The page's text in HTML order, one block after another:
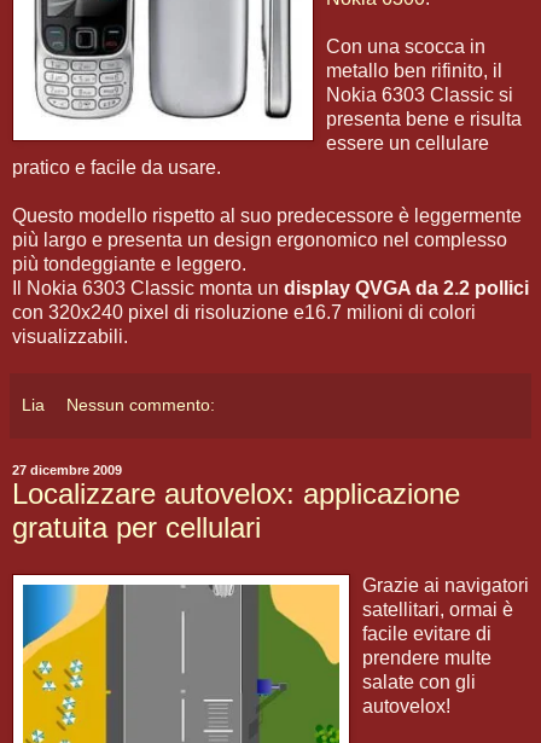
Con una scocca in
metallo ben rifinito, il
Nokia 6303 Classic si
presenta bene e risulta
essere un cellulare
pratico e facile da usare.
Questo modello rispetto al suo predecessore è leggermente
più largo e presenta un design ergonomico nel complesso
più tondeggiante e leggero.
Il Nokia 6303 Classic monta un display QVGA da 2.2 pollici
con 320x240 pixel di risoluzione e16.7 milioni di colori
visualizzabili.
Lia Nessun commento:
27 dicembre 2009
Localizzare autovelox: applicazione
gratuita per cellulari
Grazie ai navigatori
satellitari, ormai è
facile evitare di
prendere multe
salate con gli
autovelox!